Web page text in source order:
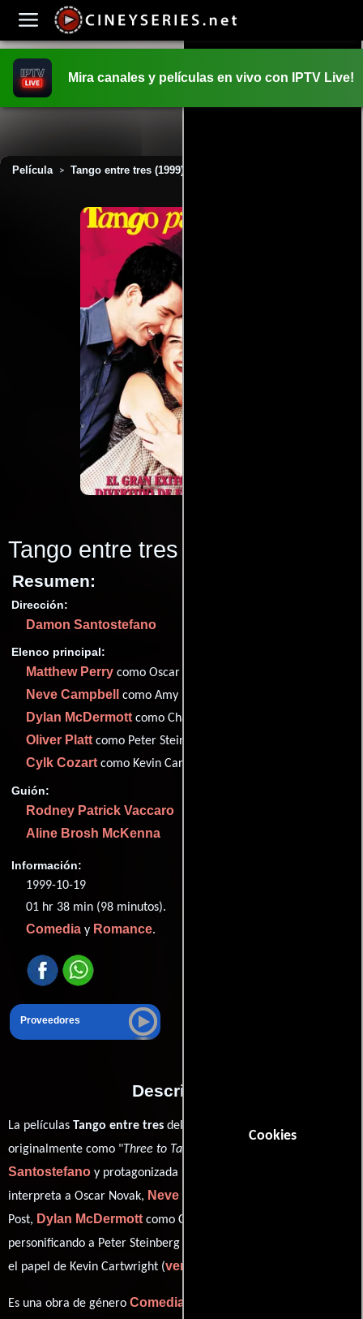
Cookies
Mira canales y películas en vivo con IPTV Live!
Película > Tango entre tres (1999)
Tango entre tres
Resumen:
Dirección:
Damon Santostefano
Elenco principal:
Matthew Perry como Oscar Novak
Neve Campbell como Amy Post
Dylan McDermottcomo Charles Newman
Oliver Plattcomo Peter Steinberg
Cylk Cozartcomo Kevin Cartwright
Guión:
Rodney Patrick Vaccaro
Aline Brosh McKenna
Información:
1999-10-19
01 hr 38 min (98 minutos).
Comedia y Romance.
Proveedores
Descripción
La películas Tango entre tres del año 1999, conocida
originalmente como "Three to Tango
Santostefano y protagonizada por
interpreta a Oscar Novak, Neve Campbell
Post, Dylan McDermottcomo Charles Newman,
personificando a Peter Steinberg y
el papel de Kevin Cartwright (ver créditos completos
Es una obra de género Comedia